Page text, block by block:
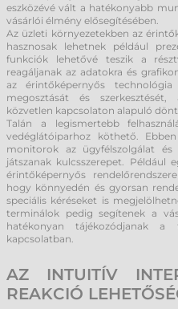
eszközévé vált a hatékonyabb
vásárlói élmény elősegítésében.
Az üzleti környezetekben az
hasznosak lehetnek például
funkciók lehetővé teszik a
reagáljanak az adatokra és
az érintőképernyős
megosztását és
közvetlen kapcsolaton alapuló
Talán a legismertebb
vedéglátóiparhoz köthető.
monitorok az ügyfélszolgálat
játszanak kulcsszerepet. Például
érintőképernyős
hogy könnyedén és gyorsan
speciális kéréseket is
terminálok pedig segítenek a
hatékonyan tájékozódjanak a
kapcsolatban.
AZ INTUITÍV
REAKCIÓ